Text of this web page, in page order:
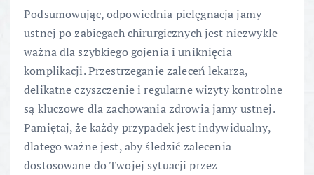
Podsumowując, odpowiednia pielęgnacja jamy
ustnej po zabiegach chirurgicznych jest niezwykle
ważna dla szybkiego gojenia i uniknięcia
komplikacji. Przestrzeganie zaleceń lekarza,
delikatne czyszczenie i regularne wizyty kontrolne
są kluczowe dla zachowania zdrowia jamy ustnej.
Pamiętaj, że każdy przypadek jest indywidualny,
dlatego ważne jest, aby śledzić zalecenia
dostosowane do Twojej sytuacji przez